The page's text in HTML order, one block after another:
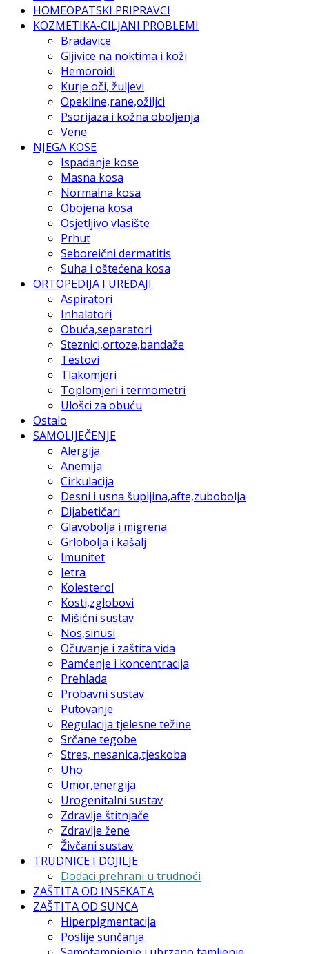
HOMEOPATSKI PRIPRAVCI
KOZMETIKA-CILJANI PROBLEMI
Bradavice
Gljivice na noktima i koži
Hemoroidi
Kurje oči, žuljevi
Opekline,rane,ožiljci
Psorijaza i kožna oboljenja
Vene
NJEGA KOSE
Ispadanje kose
Masna kosa
Normalna kosa
Obojena kosa
Osjetljivo vlasište
Prhut
Seboreični dermatitis
Suha i oštećena kosa
ORTOPEDIJA I UREĐAJI
Aspiratori
Inhalatori
Obuća,separatori
Steznici,ortoze,bandaže
Testovi
Tlakomjeri
Toplomjeri i termometri
Ulošci za obuću
Ostalo
SAMOLIJEČENJE
Alergija
Anemija
Cirkulacija
Desni i usna šupljina,afte,zubobolja
Dijabetičari
Glavobolja i migrena
Grlobolja i kašalj
Imunitet
Jetra
Kolesterol
Kosti,zglobovi
Mišićni sustav
Nos,sinusi
Očuvanje i zaštita vida
Pamćenje i koncentracija
Prehlada
Probavni sustav
Putovanje
Regulacija tjelesne težine
Srčane tegobe
Stres, nesanica,tjeskoba
Uho
Umor,energija
Urogenitalni sustav
Zdravlje štitnjače
Zdravlje žene
Živčani sustav
TRUDNICE I DOJILJE
Dodaci prehrani u trudnoći
ZAŠTITA OD INSEKATA
ZAŠTITA OD SUNCA
Hiperpigmentacija
Poslije sunčanja